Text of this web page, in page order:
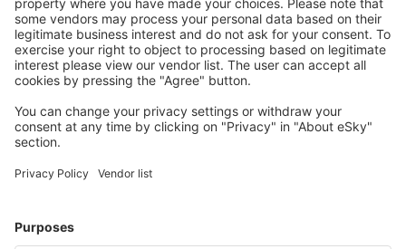
convenabil călătoriile
Planifică-ți călătoria
Bilete de avion
Zbor+Hotel